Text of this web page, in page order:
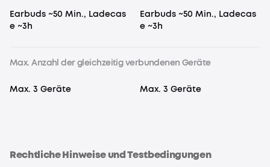
Earbuds ~50 Min., Ladecas
e ~3h
Earbuds ~50 Min., Ladecas
e ~3h
Max. Anzahl der gleichzeitig verbundenen Geräte
Max. 3 Geräte Max. 3 Geräte
Rechtliche Hinweise und Testbedingungen